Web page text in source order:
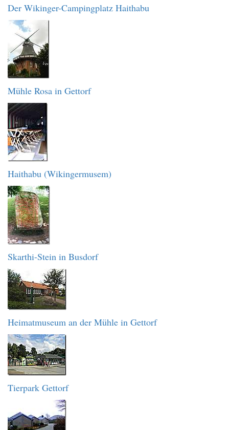
Der Wikinger-Campingplatz Haithabu
Mühle Rosa in Gettorf
Haithabu (Wikingermusem)
Skarthi-Stein in Busdorf
Heimatmuseum an der Mühle in Gettorf
Tierpark Gettorf